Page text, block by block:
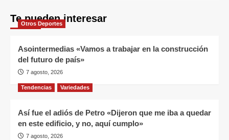
Te pueden interesar
Otros Deportes
Asointermedias «Vamos a trabajar en la construcción
del futuro de país»
7 agosto, 2026
Tendencias Variedades
Así fue el adiós de Petro «Dijeron que me iba a quedar
en este edificio, y no, aquí cumplo»
7 agosto, 2026